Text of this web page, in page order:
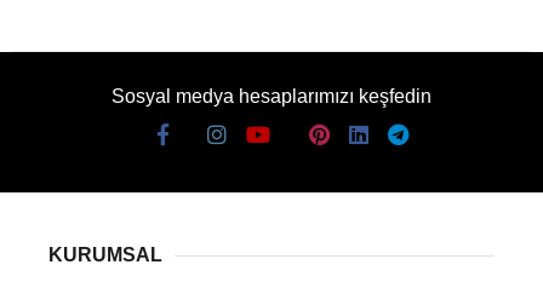
Sosyal medya hesaplarımızı keşfedin
KURUMSAL